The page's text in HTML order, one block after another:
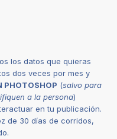
los datos que quieras
dos veces por mes y
PHOTOSHOP (salvo para
a la persona)
en tu publicación.
de 30 días de corridos,